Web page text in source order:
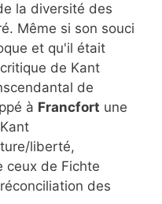
la diversité des
Même si son souci
et qu'il était
de Kant
de
à Francfort une
liberté,
ceux de Fichte
des